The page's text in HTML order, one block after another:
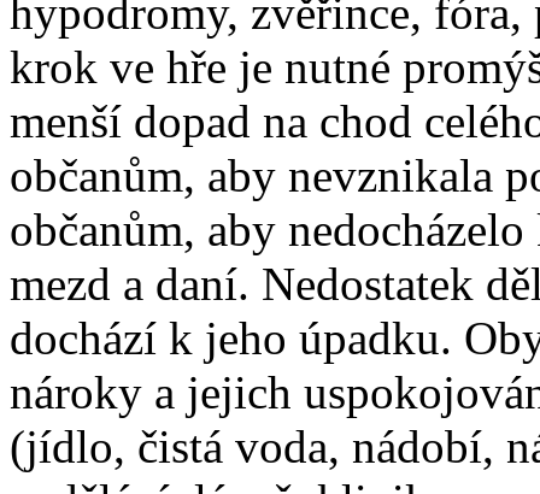
hypodromy, zvěřince,
krok ve hře je nutné
menší dopad na chod
občanům, aby nevznikala
občanům, aby
mezd a daní. Nedostatek
dochází k jeho úpadku.
nároky a jejich
(jídlo, čistá voda, nádobí,